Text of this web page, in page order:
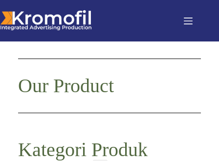
Our Product
Kategori Produk